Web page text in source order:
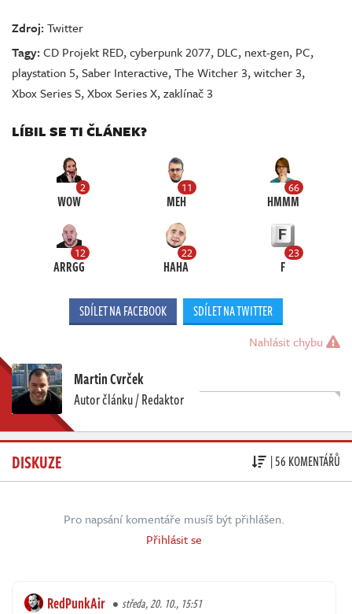
Zdroj:Twitter
Tagy:CD Projekt RED,cyberpunk 2077, DLC, next-gen, PC,
playstation 5,Saber Interactive,The Witcher 3,witcher 3,
Xbox Series S,Xbox Series X,zaklínač 3
LÍBIL SE TI ČLÁNEK?
2
WOW
11
MEH
66
HMMM
12
ARRGG
22
HAHA
23
F
SDÍLET NA FACEBOOK SDÍLET NA TWITTER
Nahlásit chybu
Martin Cvrček
Autor článku / Redaktor
DISKUZE | 56 KOMENTÁŘŮ
Pro napsání komentáře musíš být přihlášen.
Přihlásit se
RedPunkAir středa, 20. 10., 15:51